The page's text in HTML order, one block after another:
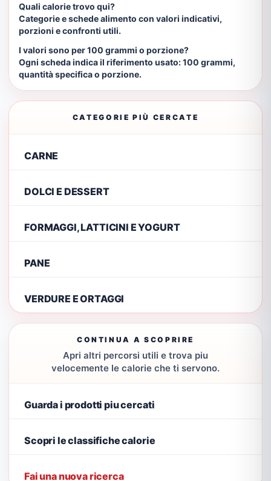
Quali calorie trovo qui?
Categorie e schede alimento con valori indicativi,
porzioni e confronti utili.
I valori sono per 100 grammi o porzione?
Ogni scheda indica il riferimento usato: 100 grammi,
quantità specifica o porzione.
CATEGORIE PIÙ CERCATE
CARNE
DOLCI E DESSERT
FORMAGGI, LATTICINI E YOGURT
PANE
VERDURE E ORTAGGI
CONTINUA A SCOPRIRE
Apri altri percorsi utili e trova piu
velocemente le calorie che ti servono.
Guarda i prodotti piu cercati
Scopri le classifiche calorie
Fai una nuova ricerca